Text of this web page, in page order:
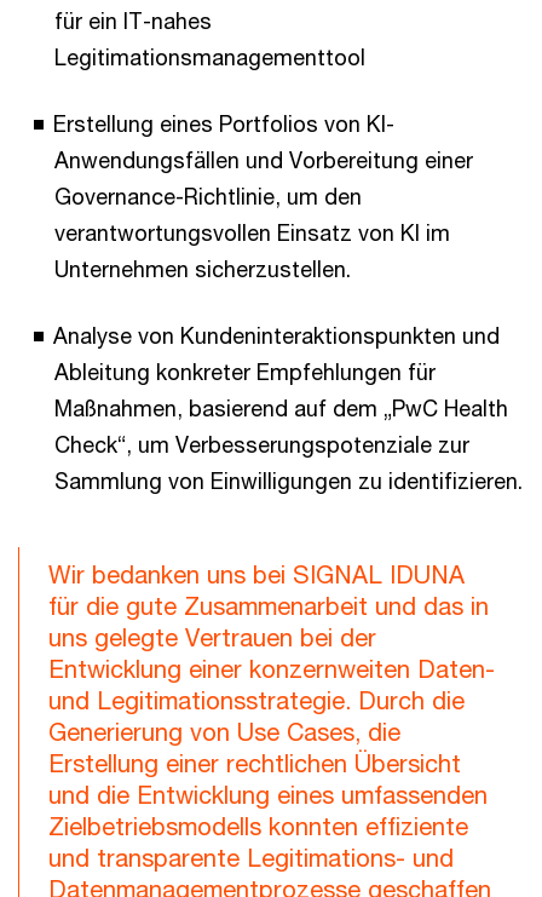
für ein IT-nahes
Legitimationsmanagementtool
Erstellung eines Portfolios von KI-
Anwendungsfällen und Vorbereitung einer
Governance-Richtlinie, um den
verantwortungsvollen Einsatz von KI im
Unternehmen sicherzustellen.
Analyse von Kundeninteraktionspunkten und
Ableitung konkreter Empfehlungen für
Maßnahmen, basierend auf dem „PwC Health
Check“, um Verbesserungspotenziale zur
Sammlung von Einwilligungen zu identifizieren.
Wir bedanken uns bei SIGNAL IDUNA
für die gute Zusammenarbeit und das in
uns gelegte Vertrauen bei der
Entwicklung einer konzernweiten Daten-
und Legitimationsstrategie. Durch die
Generierung von Use Cases, die
Erstellung einer rechtlichen Übersicht
und die Entwicklung eines umfassenden
Zielbetriebsmodells konnten effiziente
und transparente Legitimations- und
Datenmanagementprozesse geschaffen